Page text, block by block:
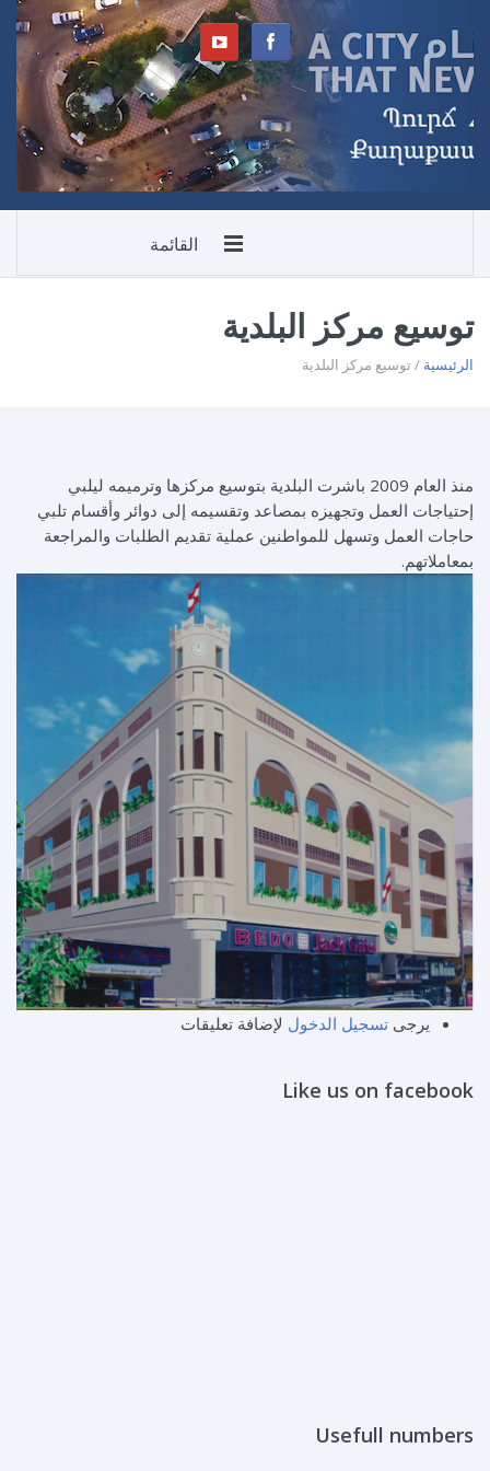
القائمة
توسيع مركز البلدية
الرئيسية / توسيع مركز البلدية
منذ العام 2009 باشرت البلدية بتوسيع مركزها وترميمه ليلبي
إحتياجات العمل وتجهيزه بمصاعد وتقسيمه إلى دوائر وأقسام تلبي
حاجات العمل وتسهل للمواطنين عملية تقديم الطلبات والمراجعة
بمعاملاتهم.
يرجى تسجيل الدخول لإضافة تعليقات
Like us on facebook
Usefull numbers